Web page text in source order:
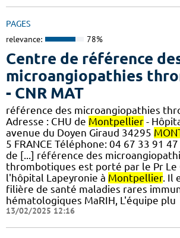
PAGES
relevance: 78%
Centre de référence
microangiopathies
- CNR MAT
référence des microangiopathies
Adresse : CHU de Montpellier -
avenue du Doyen Giraud 34295
5 FRANCE Téléphone: 04 67 33 91
de [...] référence des
thrombotiques est porté par le Pr Le
l'hôpital Lapeyronie à Montpellier. Il
filière de santé maladies rares
hématologiques MaRIH, L'équipe plu
13/02/2025 12:16